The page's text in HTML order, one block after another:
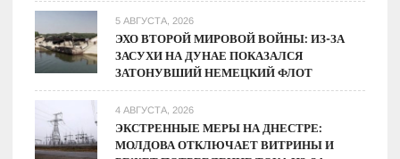
5 АВГУСТА, 2026
ЭХО ВТОРОЙ МИРОВОЙ ВОЙНЫ: ИЗ-ЗА
ЗАСУХИ НА ДУНАЕ ПОКАЗАЛСЯ
ЗАТОНУВШИЙ НЕМЕЦКИЙ ФЛОТ
4 АВГУСТА, 2026
ЭКСТРЕННЫЕ МЕРЫ НА ДНЕСТРЕ:
МОЛДОВА ОТКЛЮЧАЕТ ВИТРИНЫ И